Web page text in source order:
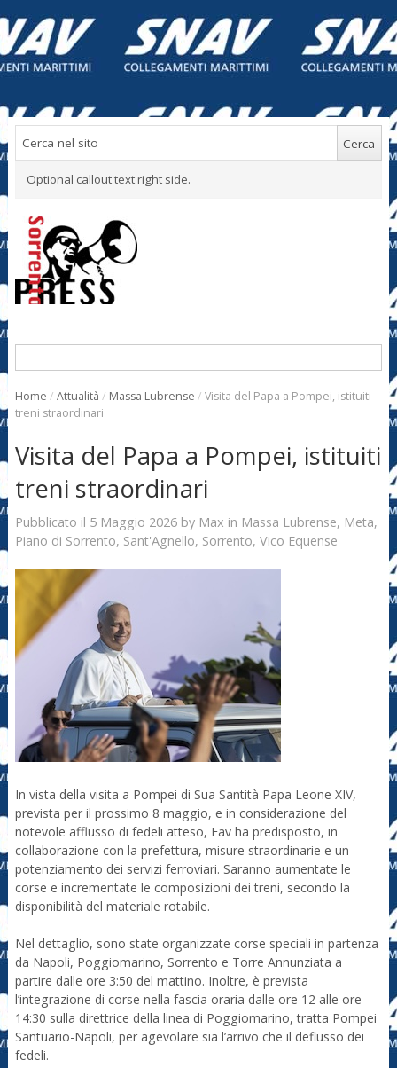
Optional callout text right side.
Home / Attualità / Massa Lubrense / Visita del Papa a Pompei, istituiti
treni straordinari
Visita del Papa a Pompei, istituiti
treni straordinari
Pubblicato il 5 Maggio 2026by Max in Massa Lubrense, Meta,
Piano di Sorrento, Sant'Agnello, Sorrento, Vico Equense
In vista della visita a Pompei di Sua Santità Papa Leone XIV,
prevista per il prossimo 8 maggio, e in considerazione del
notevole afflusso di fedeli atteso, Eav ha predisposto, in
collaborazione con la prefettura, misure straordinarie e un
potenziamento dei servizi ferroviari. Saranno aumentate le
corse e incrementate le composizioni dei treni, secondo la
disponibilità del materiale rotabile.
Nel dettaglio, sono state organizzate corse speciali in partenza
da Napoli, Poggiomarino, Sorrento e Torre Annunziata a
partire dalle ore 3:50 del mattino. Inoltre, è prevista
l’integrazione di corse nella fascia oraria dalle ore 12 alle ore
14:30 sulla direttrice della linea di Poggiomarino, tratta Pompei
Santuario-Napoli, per agevolare sia l’arrivo che il deflusso dei
fedeli.